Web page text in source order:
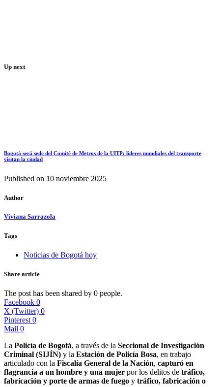
Up next
Bogotá será sede del Comité de Metros de la UITP: líderes mundiales del transporte
visitan la ciudad
Published on 10 noviembre 2025
Author
Viviana Sarrazola
Tags
Noticias de Bogotá hoy
Share article
The post has been shared by 0 people.
Facebook 0
X (Twitter) 0
Pinterest 0
Mail 0
La Policía de Bogotá, a través de la Seccional de Investigación
Criminal (SIJÍN) y la Estación de Policía Bosa, en trabajo
articulado con la Fiscalía General de la Nación, capturó en
flagrancia a un hombre y una mujer por los delitos de tráfico,
fabricación y porte de armas de fuego y tráfico, fabricación o